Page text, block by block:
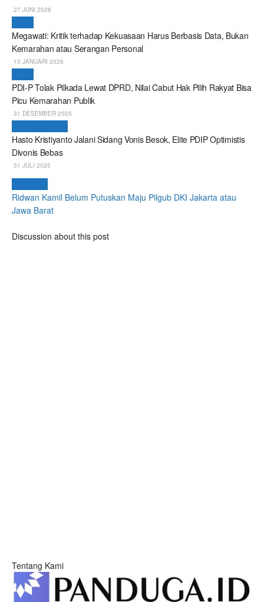
27 JUNI 2026
Megawati: Kritik terhadap Kekuasaan Harus Berbasis Data, Bukan
Kemarahan atau Serangan Personal
13 JANUARI 2026
PDI-P Tolak Pilkada Lewat DPRD, Nilai Cabut Hak Pilih Rakyat Bisa
Picu Kemarahan Publik
31 DESEMBER 2025
Hasto Kristiyanto Jalani Sidang Vonis Besok, Elite PDIP Optimistis
Divonis Bebas
31 JULI 2025
Ridwan Kamil Belum Putuskan Maju Pilgub DKI Jakarta atau
Jawa Barat
Discussion about this post
Tentang Kami